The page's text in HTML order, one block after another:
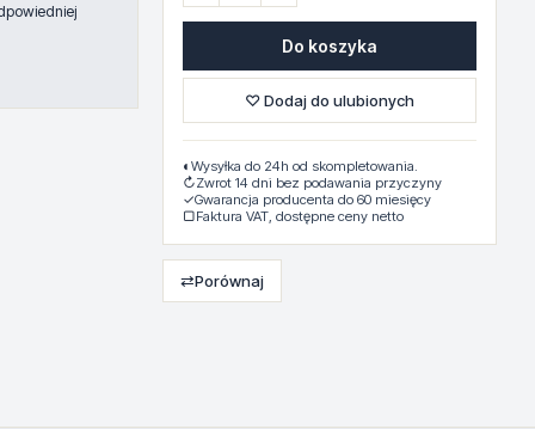
Do koszyka
♡ Dodaj do ulubionych
◐ Wysyłka do 24h od skompletowania.
↻Zwrot 14 dni bez podawania przyczyny
✓Gwarancja producenta do 60 miesięcy
▢Faktura VAT, dostępne ceny netto
⇄Porównaj